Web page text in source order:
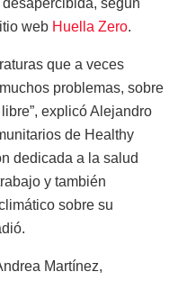
según
web Huella Zero.
que a veces
problemas, sobre
explicó Alejandro
de Healthy
dedicada a la salud
y también
sobre su
Martínez,